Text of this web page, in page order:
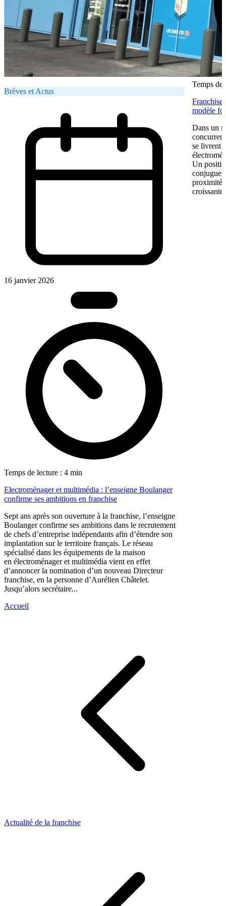
Brèves et Actus
16 janvier 2026
Temps de lecture : 4 min
Electroménager et multimédia : l’enseigne Boulanger
confirme ses ambitions en franchise
Sept ans après son ouverture à la franchise, l’enseigne
Boulanger confirme ses ambitions dans le recrutement
de chefs d’entreprise indépendants afin d’étendre son
implantation sur le territoire français. Le réseau
spécialisé dans les équipements de la maison
en électroménager et multimédia vient en effet
d’annoncer la nomination d’un nouveau Directeur
franchise, en la personne d’Aurélien Châtelet.
Jusqu’alors secrétaire...
Temps de
Franchise
modèle
Dans un
se livrent
Un
conjugue
proximité.
Accueil
Actualité de la franchise